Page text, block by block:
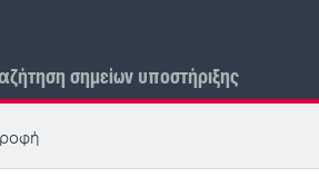
σημείων υποστήριξης